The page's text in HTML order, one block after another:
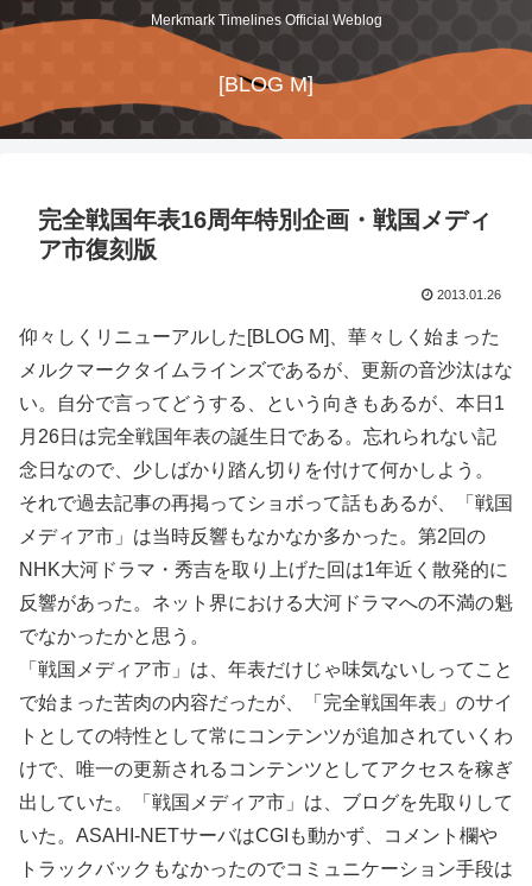
Merkmark Timelines Official Weblog
[BLOG M]
完全戦国年表16周年特別企画・戦国メディ
ア市復刻版
2013.01.26
仰々しくリニューアルした[BLOG M]、華々しく始まった
メルクマークタイムラインズであるが、更新の音沙汰はな
い。自分で言ってどうする、という向きもあるが、本日1
月26日は完全戦国年表の誕生日である。忘れられない記
念日なので、少しばかり踏ん切りを付けて何かしよう。
それで過去記事の再掲ってショボって話もあるが、「戦国
メディア市」は当時反響もなかなか多かった。第2回の
NHK大河ドラマ・秀吉を取り上げた回は1年近く散発的に
反響があった。ネット界における大河ドラマへの不満の魁
でなかったかと思う。
「戦国メディア市」は、年表だけじゃ味気ないしってこと
で始まった苦肉の内容だったが、「完全戦国年表」のサイ
トとしての特性として常にコンテンツが追加されていくわ
けで、唯一の更新されるコンテンツとしてアクセスを稼ぎ
出していた。「戦国メディア市」は、ブログを先取りして
いた。ASAHI-NETサーバはCGIも動かず、コメント欄や
トラックバックもなかったのでコミュニケーション手段は